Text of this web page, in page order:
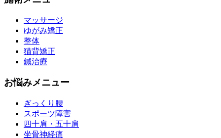
マッサージ
ゆがみ矯正
整体
猫背矯正
鍼治療
お悩みメニュー
ぎっくり腰
スポーツ障害
四十肩・五十肩
坐骨神経痛